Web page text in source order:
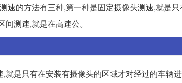
速的方法有三种,第一种是固定摄像头测速,就是
测速,就是在高速公。
是只有在安装有摄像头的区域才对经过的车辆